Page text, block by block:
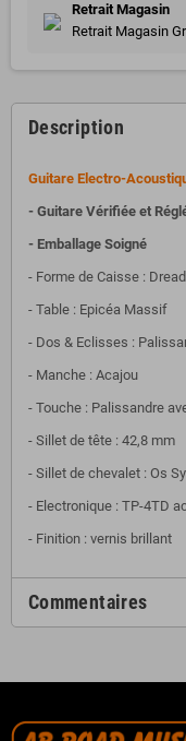
Retrait Magasin
Retrait Magasin
Description
Guitare Electro-
- Guitare Vérifiée et
- Emballage Soigné
- Forme de Caisse :
- Table : Epicéa Massif
- Dos & Eclisses :
- Manche : Acajou
- Touche : Palissandre
- Sillet de tête : 42,8 mm
- Sillet de chevalet : Os
- Electronique : TP-4TD
- Finition : vernis brillant
Commentaires